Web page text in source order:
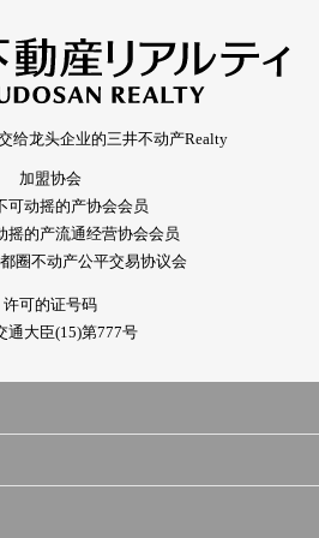
给龙头企业的三井不动产Realty
加盟协会
可动摇的产协会会员
摇的产流通经营协会会员
圈不动产公平交易协议会
许可的证号码
通大臣(15)第777号